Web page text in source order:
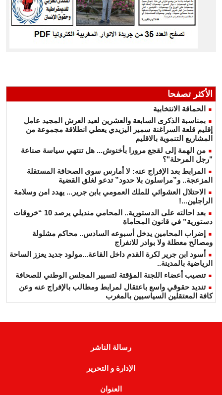
الأكثر تصفحا
الحماقة الانتخابية
بمناسبة الذكرى السابعة والعشرين لعيد العرش المجيد عامل
إقليم قلعة السراغنة سمير اليزيدي يعطي انطلاقة مجموعة من
المشاريع التنموية بالاقليم
من الهمة إلى لقجع مرورا بأخنوش... هل تنتهي سياسة صناعة
"رجل المرحلة"؟
المرابط بعد الإفراج عنه: لا أمارس سوى الصحافة المستقلة
المزعجة.. و”مراسلون بلا حدود” تدعو لغلق القضية
الاحتلال العشوائي للملك العمومي بابن جرير... يهدد امن وسلامة
الراجلين...!
بعد احالته على الدستورية.. المحامي منديلي يرصد 10 “خروقات
دستورية” في قانون المحاماة
إضراب المحامين يدخل أسبوعه السادس.. محاكم مشلولة
ومصالح معطلة ولا بوادر للانفراج
أسود ابن جرير لكرة القدم داخل القاعة...مولود جديد يعزز الساحة
الرياضية بالمدينة..
تنصيب أعضاء اللجنة المؤقتة لتسيير المجلس الوطني للصحافة
تنديد حقوقي واسع باعتقال لمرابط ومطالب بالإفراج عنه وعن
كافة المعتقلين السياسيين بالمغرب
رسالة الناشر
الإدارة و التحرير
العنوان